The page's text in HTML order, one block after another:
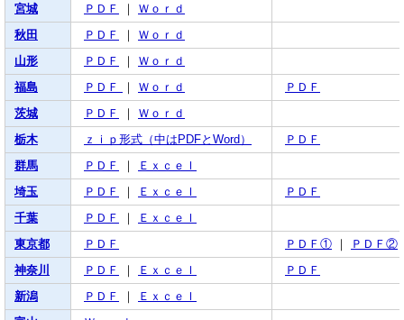
宮城
ＰＤＦ ｜ Ｗｏｒｄ
秋田
ＰＤＦ ｜ Ｗｏｒｄ
山形
ＰＤＦ ｜ Ｗｏｒｄ
福島
ＰＤＦ ｜ Ｗｏｒｄ
ＰＤＦ
茨城
ＰＤＦ ｜ Ｗｏｒｄ
栃木
ｚｉｐ形式（中はPDFとWord）
ＰＤＦ
群馬
ＰＤＦ ｜
Ｅｘｃｅｌ
埼玉
ＰＤＦ ｜ Ｅｘｃｅｌ
ＰＤＦ
千葉
ＰＤＦ ｜
Ｅｘｃｅｌ
東京都
ＰＤＦ ＰＤＦ① ｜
ＰＤＦ②
神奈川
ＰＤＦ ｜ Ｅｘｃｅｌ
ＰＤＦ
新潟
ＰＤＦ ｜
Ｅｘｃｅｌ